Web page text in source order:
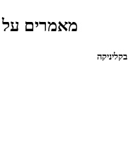
מאמרים על
בקליניקה